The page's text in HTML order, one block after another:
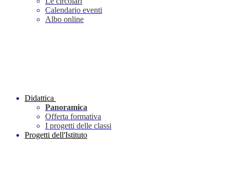
Calendario eventi
Albo online
Didattica
Panoramica
Offerta formativa
I progetti delle classi
Progetti dell'Istituto